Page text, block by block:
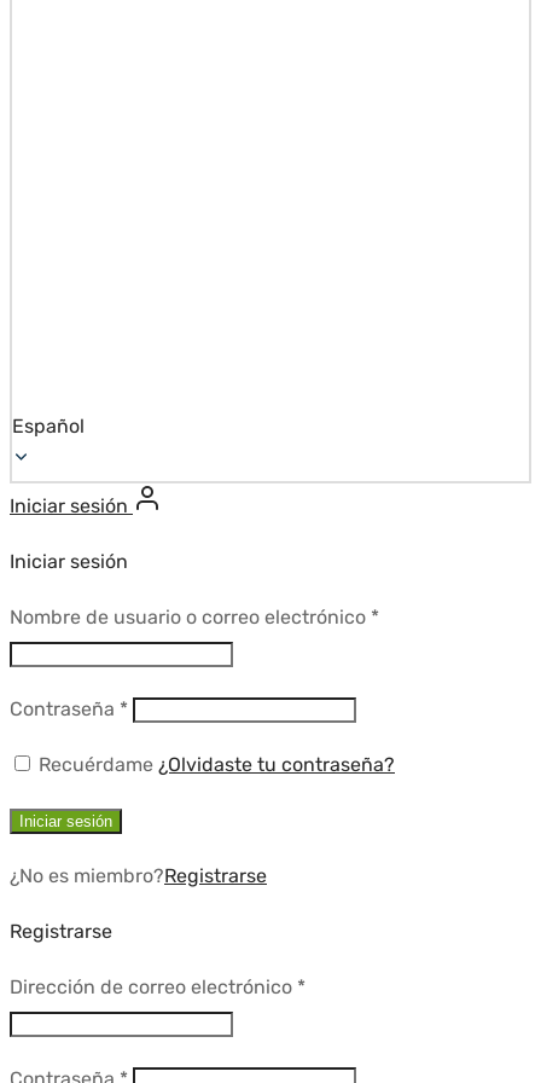
Español
Iniciar sesión
Iniciar sesión
Nombre de usuario o correo electrónico *Requerido
Contraseña *Requerido
Recuérdame ¿Olvidaste tu contraseña?
Iniciar sesión
¿No es miembro?Registrarse
Registrarse
Dirección de correo electrónico *Requerido
Requerido